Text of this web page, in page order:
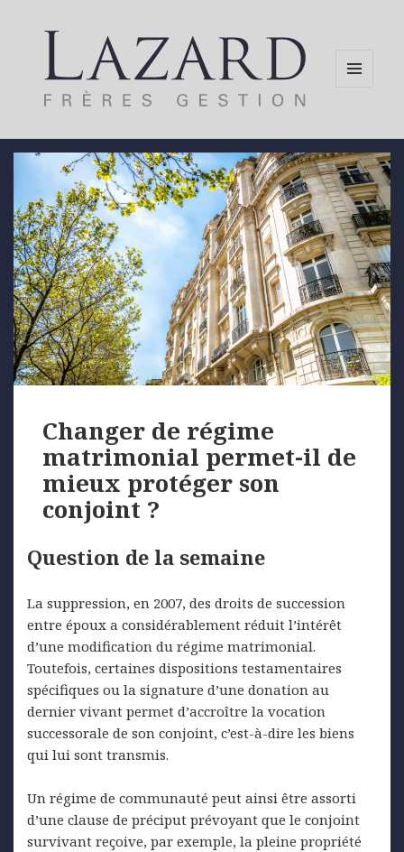
Changer de régime
matrimonial permet-il de
mieux protéger son
conjoint ?
Question de la semaine
La suppression, en 2007, des droits de succession
entre époux a considérablement réduit l’intérêt
d’une modification du régime matrimonial.
Toutefois, certaines dispositions testamentaires
spécifiques ou la signature d’une donation au
dernier vivant permet d’accroître la vocation
successorale de son conjoint, c’est-à-dire les biens
qui lui sont transmis.
Un régime de communauté peut ainsi être assorti
d’une clause de préciput prévoyant que le conjoint
survivant reçoive, par exemple, la pleine propriété